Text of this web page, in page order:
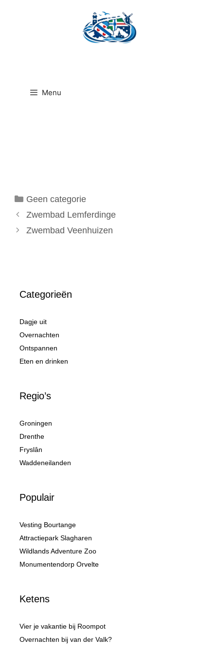
Menu
Categorieën
Geen categorie
Zwembad Lemferdinge
Zwembad Veenhuizen
Categorieën
Dagje uit
Overnachten
Ontspannen
Eten en drinken
Regio’s
Groningen
Drenthe
Fryslân
Waddeneilanden
Populair
Vesting Bourtange
Attractiepark Slagharen
Wildlands Adventure Zoo
Monumentendorp Orvelte
Ketens
Vier je vakantie bij Roompot
Overnachten bij van der Valk?